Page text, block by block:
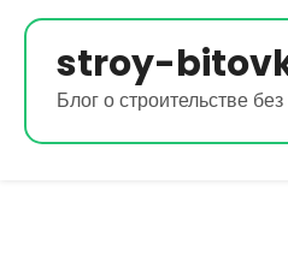
Перейти
содержимому
stroy-
Блог о строительстве